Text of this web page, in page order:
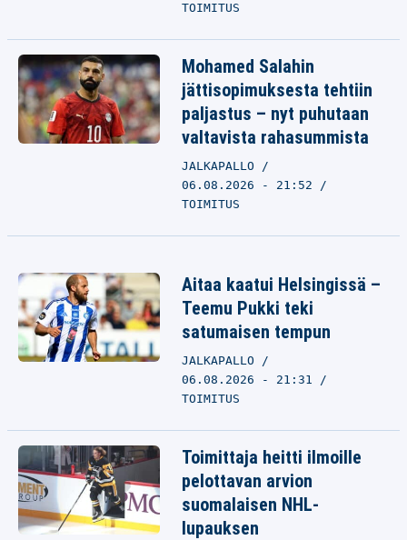
TOIMITUS
Mohamed Salahin
jättisopimuksesta tehtiin
paljastus – nyt puhutaan
valtavista rahasummista
JALKAPALLO
06.08.2026 - 21:52
TOIMITUS
Aitaa kaatui Helsingissä –
Teemu Pukki teki
satumaisen tempun
JALKAPALLO
06.08.2026 - 21:31
TOIMITUS
Toimittaja heitti ilmoille
pelottavan arvion
suomalaisen NHL-
lupauksen